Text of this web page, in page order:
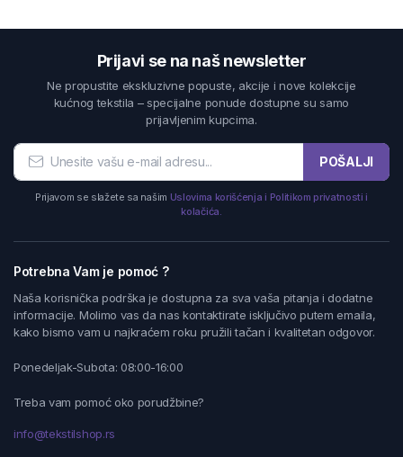
Prijavi se na naš newsletter
Ne propustite ekskluzivne popuste, akcije i nove kolekcije
kućnog tekstila – specijalne ponude dostupne su samo
prijavljenim kupcima.
POŠALJI
Prijavom se slažete sa našim Uslovima korišćenja i Politikom privatnosti i
kolačića.
Potrebna Vam je pomoć ?
Naša korisnička podrška je dostupna za sva vaša pitanja i dodatne
informacije. Molimo vas da nas kontaktirate isključivo putem emaila,
kako bismo vam u najkraćem roku pružili tačan i kvalitetan odgovor.
Ponedeljak-Subota: 08:00-16:00
Treba vam pomoć oko porudžbine?
info@tekstilshop.rs